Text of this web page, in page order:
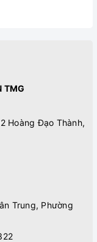
TMG
Hoàng Đạo Thành,
Trung, Phường